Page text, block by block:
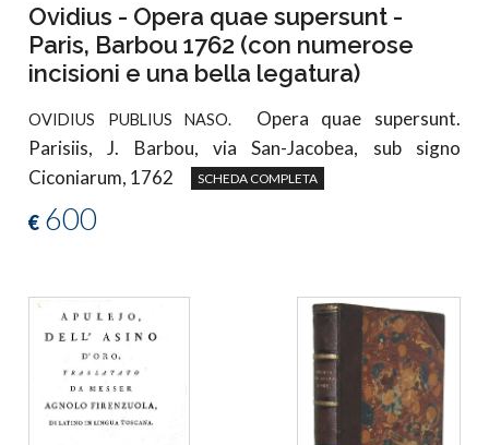
Ovidius - Opera quae supersunt -
Paris, Barbou 1762 (con numerose
incisioni e una bella legatura)
OVIDIUS PUBLIUS NASO.
Opera quae supersunt.
Parisiis, J. Barbou, via San-Jacobea, sub signo
Ciconiarum, 1762
SCHEDA COMPLETA
€ 600